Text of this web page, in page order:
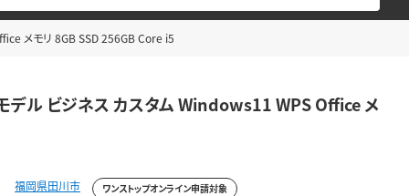
メモリ 8GB SSD 256GB Core i5
ル ビジネス カスタム Windows11 WPS Office メ
福岡県田川市 ワンストップオンライン申請対象